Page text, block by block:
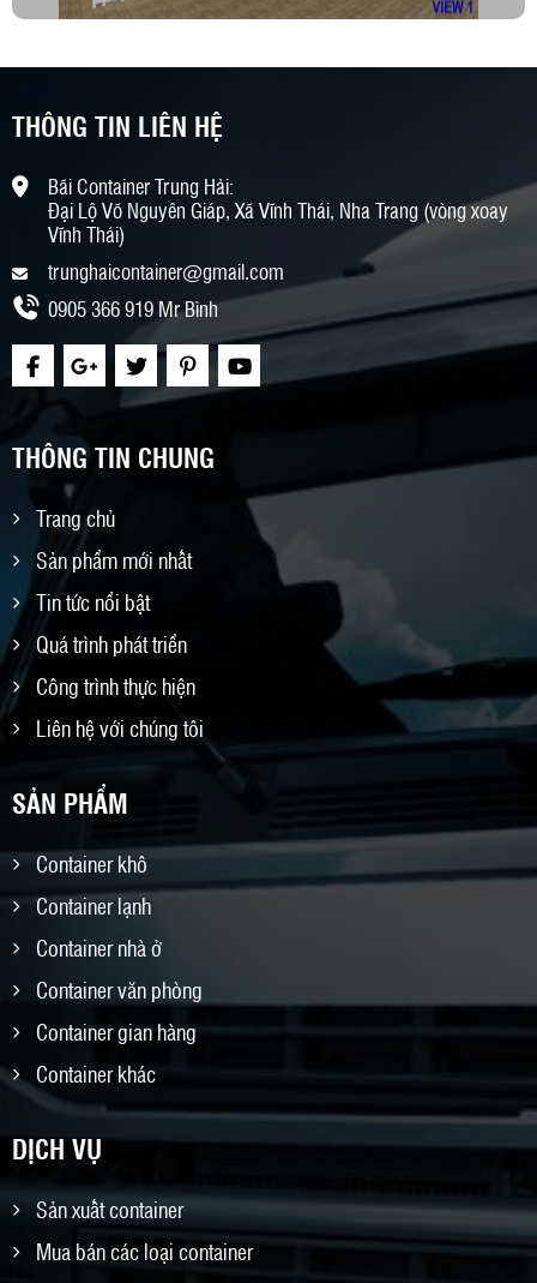
THÔNG TIN LIÊN HỆ
Bãi Container Trung Hải:
Đại Lộ Võ Nguyên Giáp, Xã Vĩnh Thái, Nha Trang (vòng xoay
Vĩnh Thái)
trunghaicontainer@gmail.com
0905 366 919 Mr Bình
THÔNG TIN CHUNG
Trang chủ
Sản phẩm mới nhất
Tin tức nổi bật
Quá trình phát triển
Công trình thực hiện
Liên hệ với chúng tôi
SẢN PHẨM
Container khô
Container lạnh
Container nhà ở
Container văn phòng
Container gian hàng
Container khác
DỊCH VỤ
Sản xuất container
Mua bán các loại container